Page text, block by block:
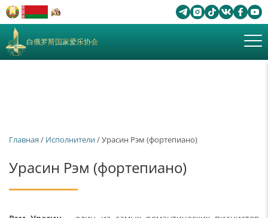
白俄罗斯国家爱乐协会
Главная / Исполнители/ Урасин Рэм (фортепиано)
Урасин Рэм (фортепиано)